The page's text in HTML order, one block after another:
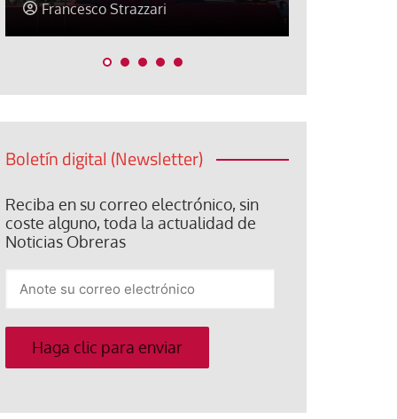
Jose Luis Palacios
Boletín digital (Newsletter)
Reciba en su correo electrónico, sin
coste alguno, toda la actualidad de
Noticias Obreras
su
correo
electrónico
Haga clic para enviar